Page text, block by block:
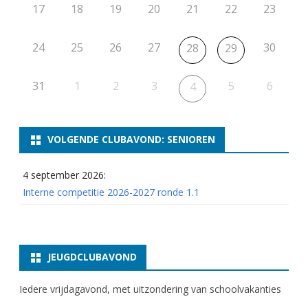
17 18 19 20 21 22 23
24 25 26 27 28 29 30
31 1 2 3 4 5 6
VOLGENDE CLUBAVOND: SENIOREN
4 september 2026:
Interne competitie 2026-2027 ronde 1.1
JEUGDCLUBAVOND
Iedere vrijdagavond, met uitzondering van schoolvakanties